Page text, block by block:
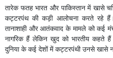
तारेक फतह भारत और पाकिस्तान में खासे
कट्टरपंथ की कड़ी आलोचना करते रहे
तानाशाही और आतंकवाद के मामले को कई
नागरिक हैं लेकिन खुद को भारतीय कहते
दुनिया के कई देशों में कट्टरपंथी उनसे खासे